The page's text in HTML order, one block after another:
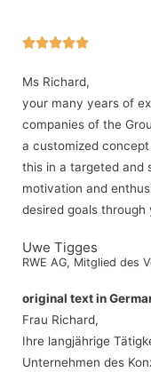

Ms Richard,
your many years of
companies of the
a customized
this in a targeted and
motivation and
desired goals
Uwe Tigges
RWE AG, Mitglied des
original text in
Frau Richard,
Ihre langjährige
Unternehmen des